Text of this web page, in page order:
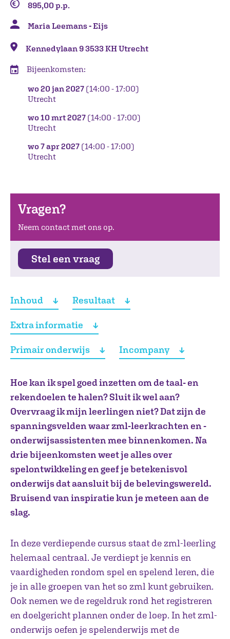
895,00 p.p.
Maria Leemans - Eijs
Kennedylaan 9 3533 KH Utrecht
Bijeenkomsten:
wo 20 jan 2027 (14:00 - 17:00)
Utrecht
wo 10 mrt 2027 (14:00 - 17:00)
Utrecht
wo 7 apr 2027 (14:00 - 17:00)
Utrecht
Vragen?
Neem contact met ons op.
Stel een vraag
Inhoud Resultaat
Extra informatie
Primair onderwijs Incompany
Hoe kan ik spel goed inzetten om de taal- en
rekendoelen te halen? Sluit ik wel aan?
Overvraag ik mijn leerlingen niet? Dat zijn de
spanningsvelden waar zml-leerkrachten en -
onderwijsassistenten mee binnenkomen. Na
drie bijeenkomsten weet je alles over
spelontwikkeling en geef je betekenisvol
onderwijs dat aansluit bij de belevingswereld.
Bruisend van inspiratie kun je meteen aan de
slag.
In deze verdiepende cursus staat de zml-leerling
helemaal centraal. Je verdiept je kennis en
vaardigheden rondom spel en spelend leren, die
je in alle groepen van het so zml kunt gebruiken.
Ook nemen we de regeldruk rond het registreren
en doelgericht plannen onder de loep. In het zml-
onderwijs oefen je spelenderwijs met de